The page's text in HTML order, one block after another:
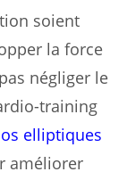
soient
la force
négliger le
training
elliptiques
améliorer